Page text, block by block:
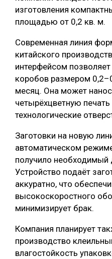
ЛЕСОПИЛЕНИЕ
ДЕРЕВЯННОЕ
БЕЗОПАСНОЕ ПРОИЗВОДСТВО
СОРТИРОВКА ДРЕВЕСИНЫ
МЕБЕЛЬНОЕ ПРОИЗВОДСТВО
изготовления
площадью от 0,2 кв. м.
Современная линия
китайского
интерфейсом
коробов размером
месяц. Она может
четырёхцветную
технологические
Заготовки на новую
автоматическом
получило необходимый
Устройство подаёт
аккуратно, что
высокоскоростного
минимизирует брак.
Компания планирует
производство
влагостойкость